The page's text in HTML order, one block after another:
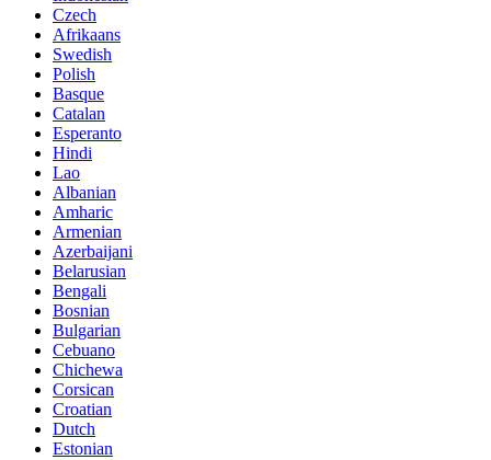
Czech
Afrikaans
Swedish
Polish
Basque
Catalan
Esperanto
Hindi
Lao
Albanian
Amharic
Armenian
Azerbaijani
Belarusian
Bengali
Bosnian
Bulgarian
Cebuano
Chichewa
Corsican
Croatian
Dutch
Estonian